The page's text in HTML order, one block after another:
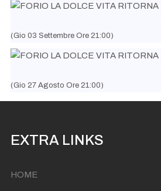
(Gio 03 Settembre Ore 21:00)
(Gio 27 Agosto Ore 21:00)
EXTRA LINKS
HOME